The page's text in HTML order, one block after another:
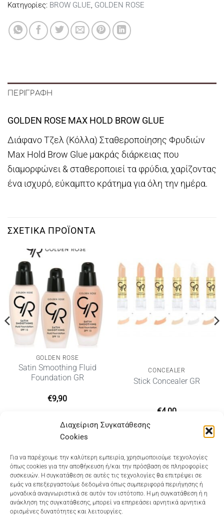
Διαχείριση Συγκατάθεσης
Cookies
Για να παρέχουμε την καλύτερη εμπειρία, χρησιμοποιούμε τεχνολογίες
όπως cookies για την αποθήκευση ή/και την πρόσβαση σε πληροφορίες
συσκευών. Η συγκατάθεση σε αυτές τις τεχνολογίες θα επιτρέψει σε
εμάς να επεξεργαστούμε δεδομένα όπως συμπεριφορά περιήγησης ή
μοναδικά αναγνωριστικά σε αυτόν τον ιστότοπο. Η μη συγκατάθεση ή η
ανάκληση της συγκατάθεσης, μπορεί να επηρεάσει αρνητικά αρνητικά
ορισμένες δυνατότητες και λειτουργίες.
Κατηγορίες: BROW GLUE, GOLDEN ROSE
ΠΕΡΙΓΡΑΦΉ
GOLDEN ROSE MAX HOLD BROW GLUE
Διάφανο Τζελ (Κόλλα) Σταθεροποίησης Φρυδιών
Max Hold Brow Glue μακράς διάρκειας που
διαμορφώνει & σταθεροποιεί τα φρύδια, χαρίζοντας
ένα ισχυρό, εύκαμπτο κράτημα για όλη την ημέρα.
ΣΧΕΤΙΚΆ ΠΡΟΪΌΝΤΑ
GOLDEN ROSE
Satin Smoothing Fluid
Foundation GR
€9,90
CONCEALER
Stick Concealer GR
€4,00
Dioni Hair Care, Ζυμβρακάκηδων 33, τηλ 28210
91906
Dioni Hair Spa, Κ. Σφακιανάκη 5, τηλ 28210 94712